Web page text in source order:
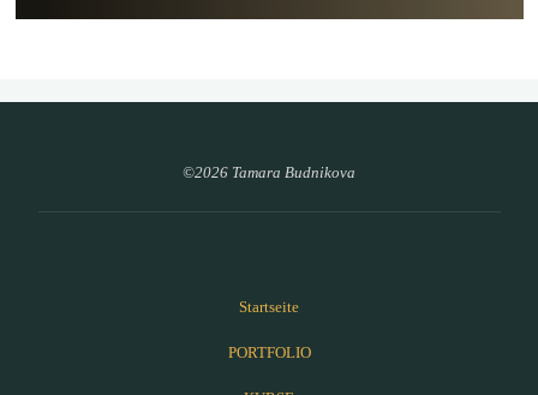
©2026 Tamara Budnikova
Startseite
PORTFOLIO